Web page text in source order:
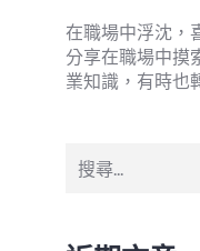
在職場中浮沈，
分享在職場中摸
業知識，有時也
尋